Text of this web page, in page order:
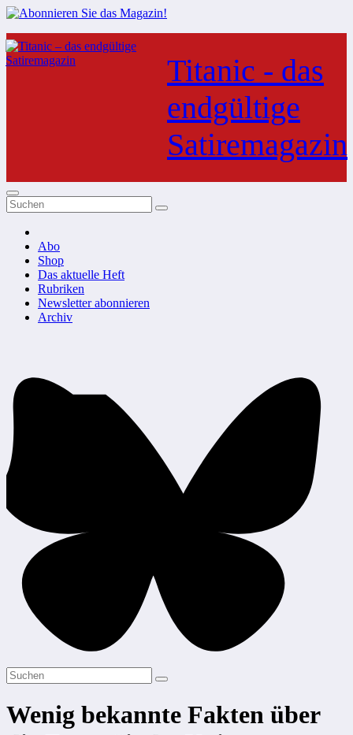
Zum
Inhalt
springen
Titanic - das
endgültige
Satiremagazin
Abo
Shop
Das aktuelle Heft
Rubriken
Newsletter abonnieren
Archiv
Wenig bekannte Fakten über